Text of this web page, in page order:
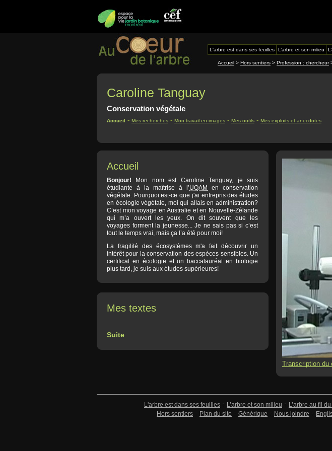
L'arbre est dans ses feuilles L’arbre et son milieu
Accueil > Hors sentiers > Profession : chercheur
Caroline Tanguay
Conservation végétale
Accueil - Mes recherches - Mon travail en images - Mes outils - Mes exploits et anecdotes
Accueil
Bonjour! Mon nom est Caroline Tanguay, je suis
étudiante à la maîtrise à l’UQAM
en conservation
végétale. Pourquoi est-ce que j'ai entrepris des études
en écologie végétale, moi qui allais en administration?
C’est mon voyage en Australie et en Nouvelle-Zélande
qui m’a ouvert les yeux. On dit souvent que les
voyages forment la jeunesse... Je ne sais pas si c’est
tout le temps vrai, mais ça l’a été pour moi!
La fragilité des écosystèmes m'a fait découvrir un
intérêt pour la conservation des espèces sensibles. Un
certificat en écologie et un baccalauréat en biologie
plus tard, je suis aux études supérieures!
Mes textes
Suite
Transcription du
L'arbre est dans ses feuilles L’arbre et son milieu
L’arbre au fil
Hors sentiers
Plan du site Générique Nous joindre